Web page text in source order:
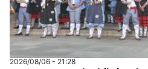
2026/08/06 - 21:28